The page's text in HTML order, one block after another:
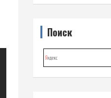
Поиск